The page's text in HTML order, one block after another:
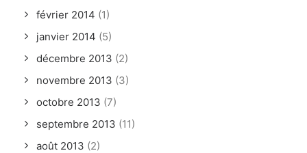
février 2014 (1)
janvier 2014 (5)
décembre 2013 (2)
novembre 2013 (3)
octobre 2013 (7)
septembre 2013 (11)
août 2013 (2)